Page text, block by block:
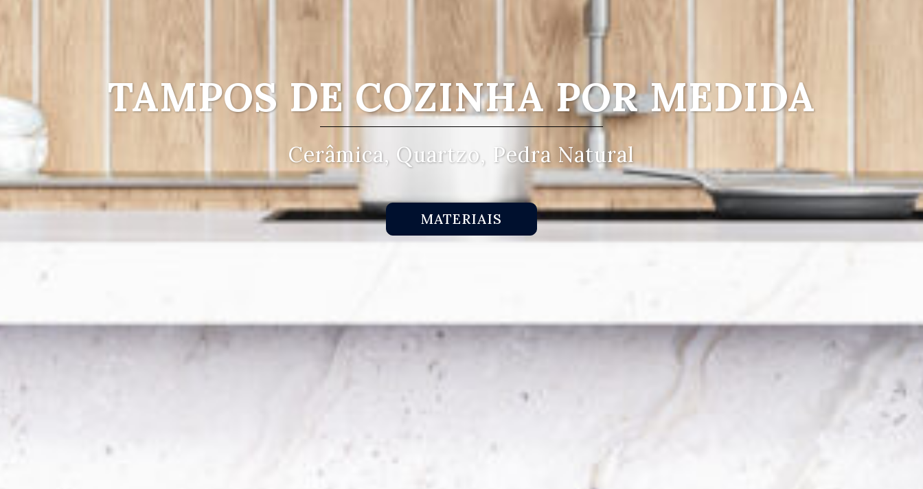
TAMPOS DE COZINHA POR MEDIDA
Cerâmica, Quartzo, Pedra Natural
MATERIAIS